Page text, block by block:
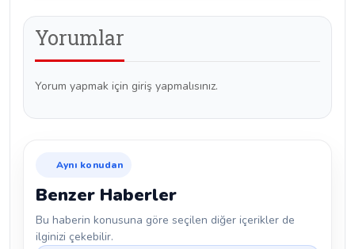
Yorumlar
Yorum yapmak için giriş yapmalısınız.
Aynı konudan
Benzer Haberler
Bu haberin konusuna göre seçilen diğer içerikler de
ilginizi çekebilir.